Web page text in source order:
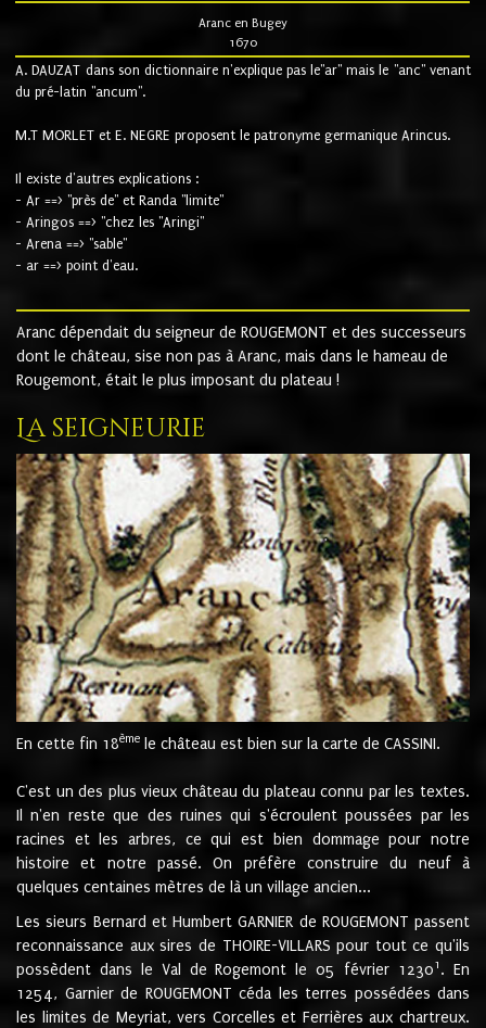
Aranc en Bugey
1670
A. DAUZAT dans son dictionnaire n'explique pas le"ar" mais le "anc" venant
du pré-latin "ancum".
M.T MORLET et E. NEGRE proposent le patronyme germanique Arincus.
Il existe d'autres explications :
- Ar ==> "près de" et Randa "limite"
- Aringos ==> "chez les "Aringi"
- Arena ==> "sable"
- ar ==> point d'eau.
Aranc dépendait du seigneur de ROUGEMONT et des successeurs
dont le château, sise non pas à Aranc, mais dans le hameau de
Rougemont, était le plus imposant du plateau !
La seigneurie
En cette fin 18ème le château est bien sur la carte de CASSINI.
C'est un des plus vieux château du plateau connu par les textes.
Il n'en reste que des ruines qui s'écroulent poussées par les
racines et les arbres, ce qui est bien dommage pour notre
histoire et notre passé. On préfère construire du neuf à
quelques centaines mètres de là un village ancien...
Les sieurs Bernard et Humbert GARNIER de ROUGEMONT passent
reconnaissance aux sires de THOIRE-VILLARS pour tout ce qu'ils
possèdent dans le Val de Rogemont le 05 février 12301 . En
1254, Garnier de ROUGEMONT céda les terres possédées dans
les limites de Meyriat, vers Corcelles et Ferrières aux chartreux.